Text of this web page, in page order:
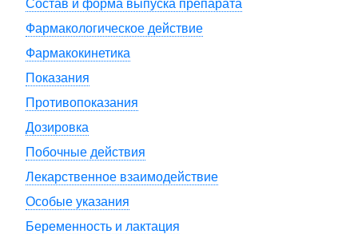
Состав и форма выпуска препарата
Фармакологическое действие
Фармакокинетика
Показания
Противопоказания
Дозировка
Побочные действия
Лекарственное взаимодействие
Особые указания
Беременность и лактация